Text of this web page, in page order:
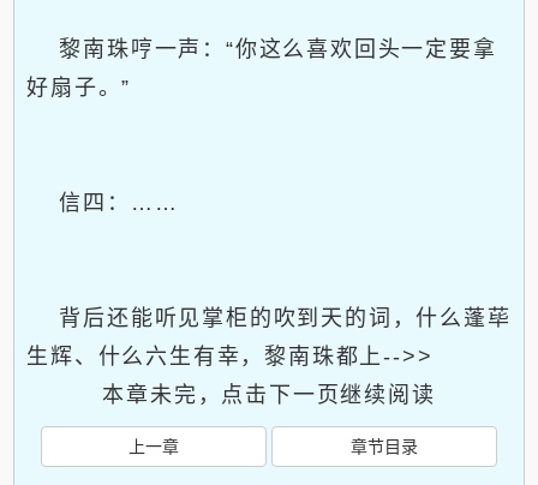
黎南珠哼一声：“你这么喜欢回头一定要拿
好扇子。”
信四：……
背后还能听见掌柜的吹到天的词，什么蓬荜
生辉、什么六生有幸，黎南珠都上-->>
本章未完，点击下一页继续阅读
上一章 章节目录